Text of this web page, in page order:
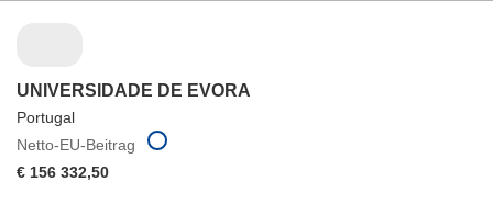
UNIVERSIDADE DE EVORA
Portugal
Netto-EU-Beitrag
€ 156 332,50